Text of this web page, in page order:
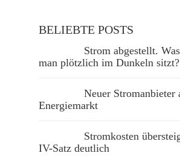
BELIEBTE POSTS
Strom abgestellt.
man plötzlich im Dunkeln sitzt?
Neuer Stromanbieter
Energiemarkt
Stromkosten
IV-Satz deutlich